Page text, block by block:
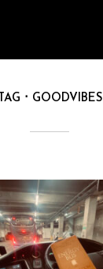
TAG GOODVIBES